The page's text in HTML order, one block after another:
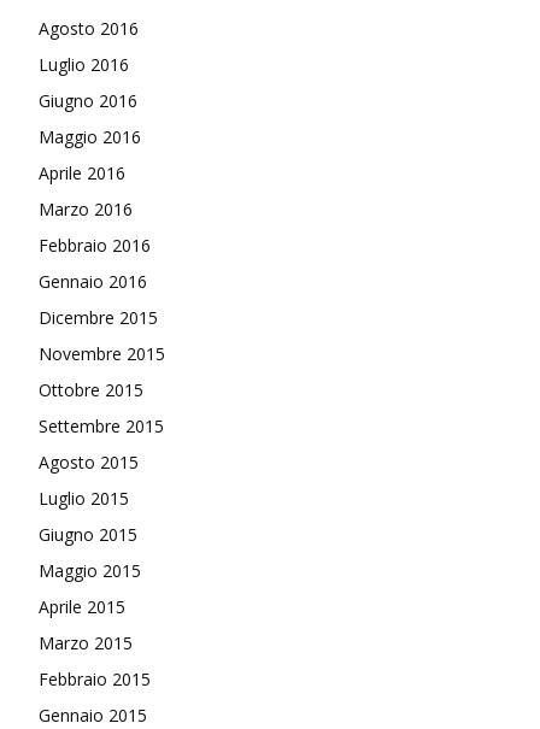
Agosto 2016
Luglio 2016
Giugno 2016
Maggio 2016
Aprile 2016
Marzo 2016
Febbraio 2016
Gennaio 2016
Dicembre 2015
Novembre 2015
Ottobre 2015
Settembre 2015
Agosto 2015
Luglio 2015
Giugno 2015
Maggio 2015
Aprile 2015
Marzo 2015
Febbraio 2015
Gennaio 2015